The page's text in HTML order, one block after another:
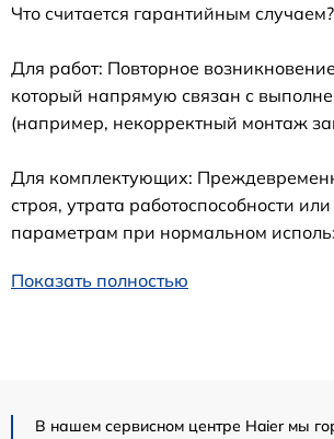
Что считается гарантийным случаем?
Для работ: Повторное
который напрямую связан с
(например, некорректный монтаж
Для комплектующих:
строя, утрата работоспособности
параметрам при нормальном
Показать полностью
В нашем сервисном центре Haier мы